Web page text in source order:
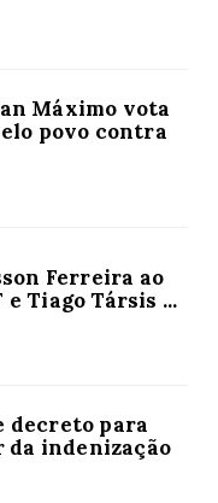
Máximo vota
povo contra
Ferreira ao
e Tiago Társis ...
decreto para
indenização